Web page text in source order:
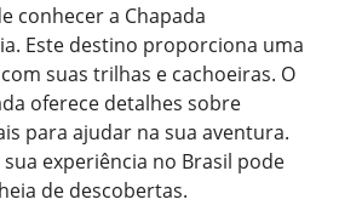
conhecer a Chapada
Este destino proporciona uma
suas trilhas e cachoeiras. O
oferece detalhes sobre
para ajudar na sua aventura.
experiência no Brasil pode
de descobertas.